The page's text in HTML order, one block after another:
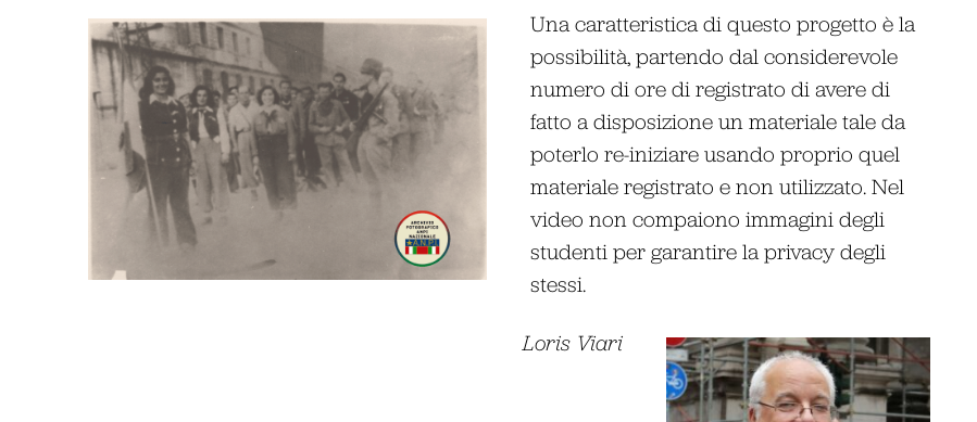
Una caratteristica di questo progetto è la
possibilità, partendo dal considerevole
numero di ore di registrato di avere di
fatto a disposizione un materiale tale da
poterlo re-iniziare usando proprio quel
materiale registrato e non utilizzato. Nel
video non compaiono immagini degli
studenti per garantire la privacy degli
stessi.
Loris Viari